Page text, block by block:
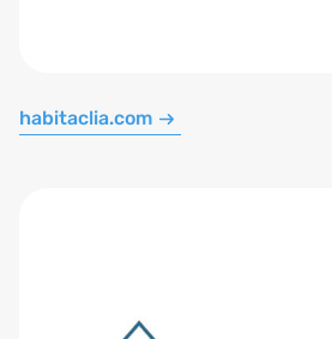
habitaclia.com